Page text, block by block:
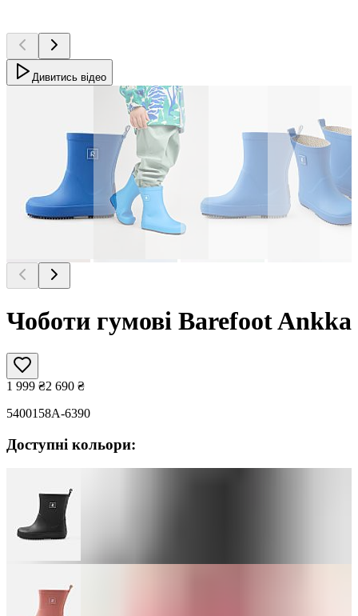
Дивитись відео
Чоботи гумові Barefoot Ankka
1 999 ₴2 690 ₴
5400158A-6390
Доступні кольори: